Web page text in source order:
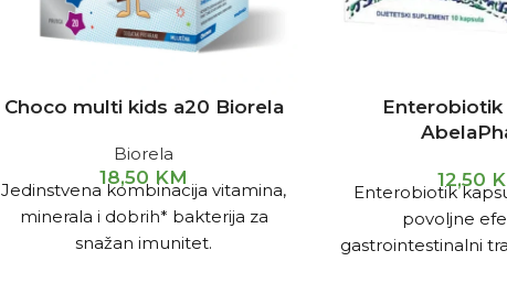
Choco multi kids a20 Biorela
Biorela
18,50 KM
Jedinstvena kombinacija vitamina,
minerala i dobrih* bakterija za
snažan imunitet.
Enterobiotik
12,50
Enterobiotik
povoljne
gastrointestinalni